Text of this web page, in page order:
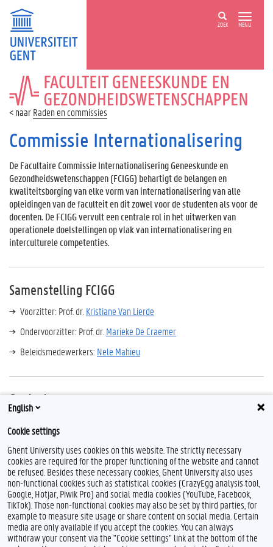
ZOEK MENU
FACULTEIT
GENEESKUNDE
EN
GEZONDHEIDSWETENSCHAPPEN
Raden en commissies
Commissie Internationalisering
De Facultaire Commissie Internationalisering Geneeskunde en
Gezondheidswetenschappen (FCIGG) behartigt de belangen en
kwaliteitsborging van elke vorm van internationalisering van alle
opleidingen van de faculteit en dit zowel voor de studenten als voor de
docenten. De FCIGG vervult een centrale rol in het uitwerken van
operationele doelstellingen op vlak van internationalisering en
interculturele competenties.
Samenstelling FCIGG
Voorzitter: Prof. dr. Kristiane Van Lierde
Ondervoorzitter: Prof. dr. Marieke De Craemer
Beleidsmedewerkers: Nele Mahieu
Contact
internationalisation.ge@ugent.be
F
a
c
e
b
o
T
w
i
t
t
e
L
i
n
k
e
d
I
n
s
t
a
g
B
l
u
e
s
k
Feedback
Privacy
English
Cookie settings
Ghent University uses cookies on this website. The strictly necessary
cookies are required for the proper functioning of the website and cannot
be refused. Besides these necessary cookies, Ghent University also uses
non-functional cookies such as statistical cookies (CrazyEgg analysis tool,
Google, Hotjar, Piwik Pro) and social media cookies (YouTube, Facebook,
TikTok). Those non-functional cookies may also be set by third parties, for
example to measure site usage or share content on social media. Certain
media are only available if you accept the cookies. You can always
withdraw your consent via the "Cookie settings" link at the bottom of the